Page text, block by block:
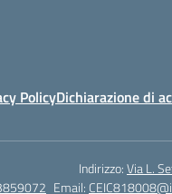
PolicyDichiarazione di
Indirizzo:Via L.
Email: